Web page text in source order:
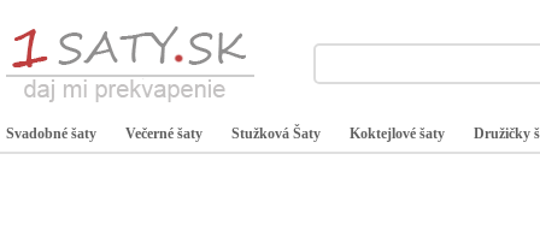
Svadobné šaty Večerné šaty Stužková Šaty Koktejlové šaty Družičky